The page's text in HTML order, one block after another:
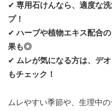
✔ 専用石けんなら、適度な
プ！
✔ハーブや植物エキス配合
果も◎
✔ ムレが気になる方は、デ
もチェック！
ムレやすい季節や、生理中